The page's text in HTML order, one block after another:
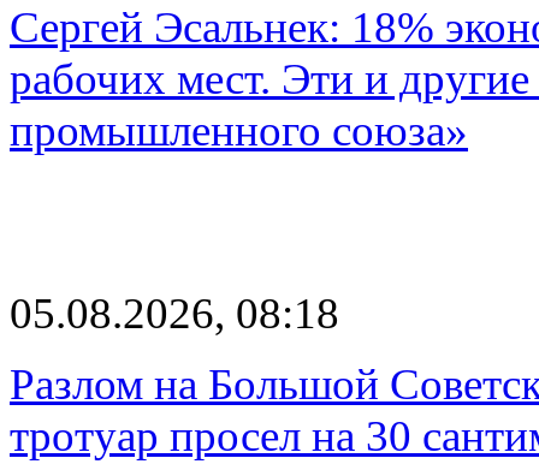
Сергей Эсальнек: 18%
рабочих мест. Эти и
промышленного союза»
05.08.2026, 08:18
Разлом на Большой
тротуар просел на 30